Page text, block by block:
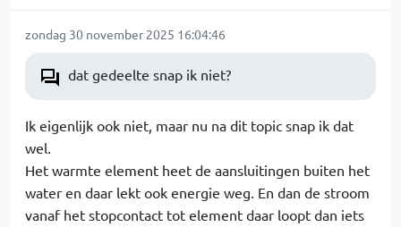
zondag 30 november 2025 16:04:46
dat gedeelte snap ik niet?
Ik eigenlijk ook niet, maar nu na dit topic snap ik dat
wel.
Het warmte element heet de aansluitingen buiten het
water en daar lekt ook energie weg. En dan de stroom
vanaf het stopcontact tot element daar loopt dan iets